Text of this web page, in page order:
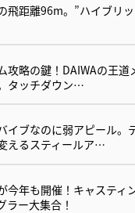
飛距離96m。”ハイブリ
攻略の鍵！DAIWAの王道
タッチダウン…
イブなのに弱アピール。
えるスティールア…
今年も開催！キャスティ
ラー大集合！